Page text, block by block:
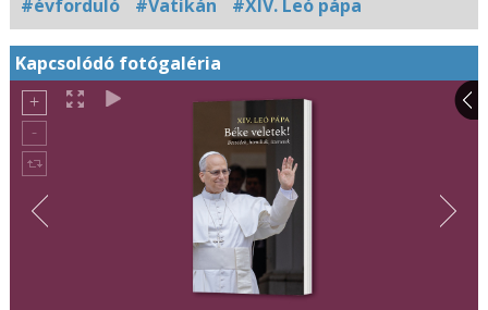
#évforduló #Vatikán #XIV. Leó pápa
Kapcsolódó fotógaléria